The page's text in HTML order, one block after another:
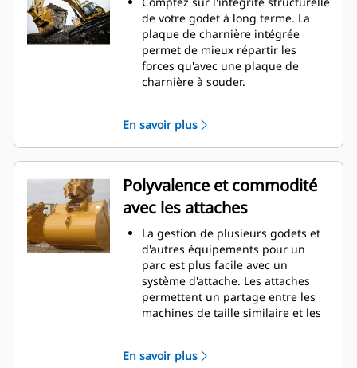
La consommation de carburant est
maximale lors de l'excavation. Les
godets Cat sont conçus pour
creuser dans les matériaux
rapidement afin d'améliorer
Chargez plus de matière plus
rapidement. La forme et les barres
latérales du godet permettent une
rétention optimale des matériaux
dans le godet à chaque charge.
de votre godet à long terme. La
plaque de charnière intégrée
permet de mieux répartir les
forces qu'avec une plaque de
charnière à souder.
sont résistants à l'abrasion, en
particulier dans les zones d'usure
excessive.
Avec les outils d'attaque du sol Cat
(GET), protégez les zones d'usure
excessive les plus importantes de
votre godet lorsqu'il entre en
contact avec les matériaux.
Avec les outils d'attaque du sol
Cat ® Advansys™(GET), augmentez
la productivité pour les
applications exigeantes, facilitez la
pénétration dans les tas et
Fixez et retirez les pointes en un
En savoir plus
Polyvalence et commodité
avec les attaches
La gestion de plusieurs godets et
d'autres équipements pour un
parc est plus facile avec un
système d'attache. Les attaches
permettent un partage entre les
machines de taille similaire et les
sans quitter la sécurité de la
En savoir plus